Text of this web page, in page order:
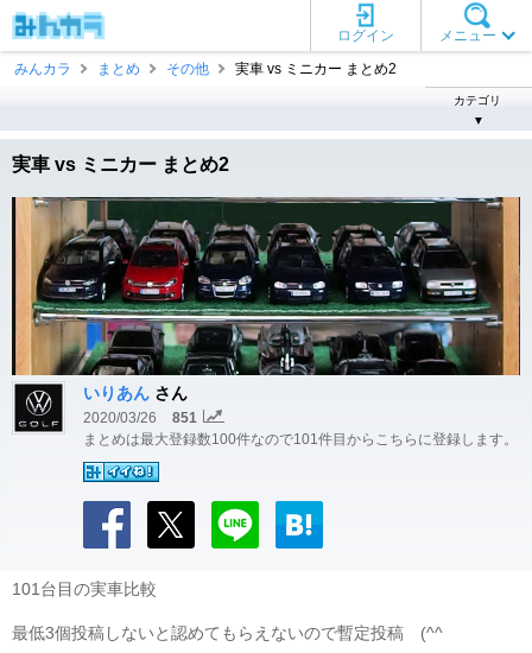
メニュー
ログイン
みんカラ
まとめ その他 実車 vs ミニカー まとめ2
カテゴリ
▼
実車 vs ミニカー まとめ2
いりあん さん
2020/03/26
851
まとめは最大登録数100件なので101件目からこちらに登録します。
101台目の実車比較
最低3個投稿しないと認めてもらえないので暫定投稿 (^^ゞ